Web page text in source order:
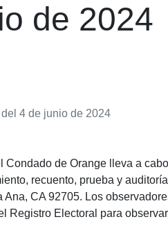
de 2024
4 de junio de 2024
Condado de Orange lleva a
recuento, prueba y
CA 92705. Los
Registro Electoral para